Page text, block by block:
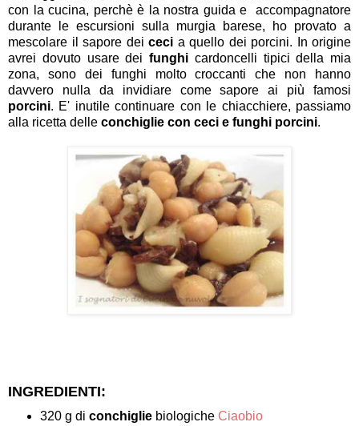
con la cucina, perchè è la nostra guida e accompagnatore
durante le escursioni sulla murgia barese, ho provato a
mescolare il sapore dei ceci a quello dei porcini. In origine
avrei dovuto usare dei funghi cardoncelli tipici della mia
zona, sono dei funghi molto croccanti che non hanno
davvero nulla da invidiare come sapore ai più famosi
porcini. E' inutile continuare con le chiacchiere, passiamo
alla ricetta delle conchiglie con ceci e funghi porcini.
INGREDIENTI:
320 g di conchigliebiologiche Ciaobio